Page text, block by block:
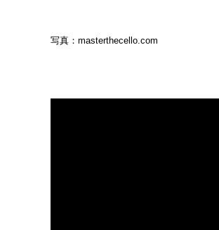
写真：masterthecello.com